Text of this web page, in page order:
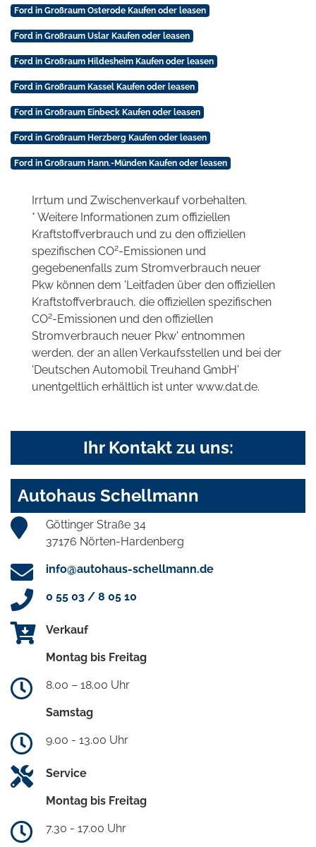
Ford in Großraum Osterode Kaufen oder leasen
Ford in Großraum Uslar Kaufen oder leasen
Ford in Großraum Hildesheim Kaufen oder leasen
Ford in Großraum Kassel Kaufen oder leasen
Ford in Großraum Einbeck Kaufen oder leasen
Ford in Großraum Herzberg Kaufen oder leasen
Ford in Großraum Hann.-Münden Kaufen oder leasen
Irrtum und Zwischenverkauf vorbehalten.
* Weitere Informationen zum offiziellen
Kraftstoffverbrauch und zu den offiziellen
spezifischen CO2-Emissionen und
gegebenenfalls zum Stromverbrauch neuer
Pkw können dem 'Leitfaden über den offiziellen
Kraftstoffverbrauch, die offiziellen spezifischen
CO2-Emissionen und den offiziellen
Stromverbrauch neuer Pkw' entnommen
werden, der an allen Verkaufsstellen und bei der
'Deutschen Automobil Treuhand GmbH'
unentgeltlich erhältlich ist unter www.dat.de.
Ihr Kontakt zu uns:
Autohaus Schellmann
Göttinger Straße 34
37176 Nörten-Hardenberg
info@autohaus-schellmann.de
0 55 03 / 8 05 10
Verkauf
Montag bis Freitag
8.00 – 18.00 Uhr
Samstag
9.00 - 13.00 Uhr
Service
Montag bis Freitag
7.30 - 17.00 Uhr